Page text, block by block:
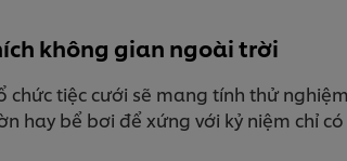
không gian ngoài trời
chức tiệc cưới sẽ mang tính thử
hay bể bơi để xứng với kỷ niệm chỉ